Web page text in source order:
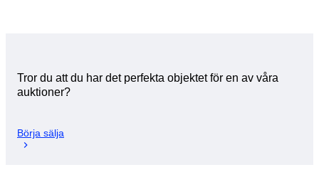
Tror du att du har det perfekta objektet för en av våra
auktioner?
Börja sälja